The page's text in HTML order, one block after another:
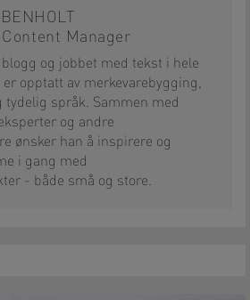
Manager
og jobbet med tekst i hele
opptatt av merkevarebygging,
tydelig språk. Sammen med
og andre
ønsker han å inspirere og
i gang med
- både små og store.